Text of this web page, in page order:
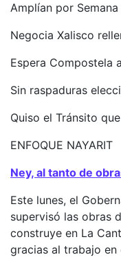
Amplían por
Negocia Xalisco
Espera Compostela
Sin raspaduras
Quiso el Tránsito
ENFOQUE NAYARIT
Ney, al tanto de
Este lunes, el
supervisó las obras
construye en La
gracias al trabajo